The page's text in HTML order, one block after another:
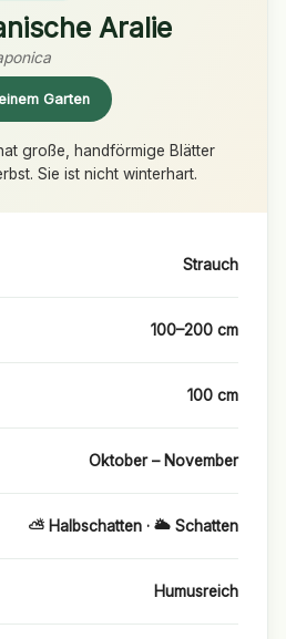
Aralie
Garten
große, handförmige Blätter
Sie ist nicht winterhart.
Strauch
100–200 cm
100 cm
Oktober – November
⛅ Halbschatten · 🌥️ Schatten
Humusreich